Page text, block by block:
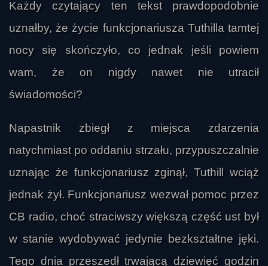
Każdy czytający ten tekst prawdopodobnie
uznałby, że życie funkcjonariusza Tuthilla tamtej
nocy się skończyło, co jednak jeśli powiem
wam, że on nigdy nawet nie utracił
świadomości?
Napastnik zbiegł z miejsca zdarzenia
natychmiast po oddaniu strzału, przypuszczalnie
uznając że funkcjonariusz zginął, Tuthill wciąż
jednak żył. Funkcjonariusz wezwał pomoc przez
CB radio, choć straciwszy większą część ust był
w stanie wydobywać jedynie bezkształtne jęki.
Tego dnia przeszedł trwającą dziewięć godzin